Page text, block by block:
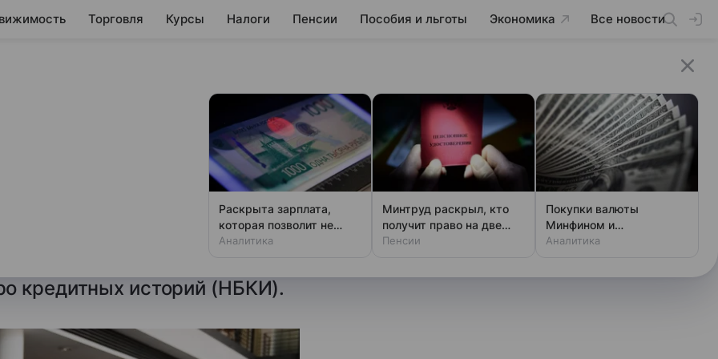
Торговля Курсы Налоги Пенсии Пособия и льготы Экономика Все новости
на 44,1% в
152,2 тыс. автокредитов,
кредитных историй (НБКИ).
Раскрыта зарплата,
которая позволит не
чувствовать зависти
Аналитика
Минтруд раскрыл, кто
получит право на две
пенсии
Пенсии
Покупки валюты
Минфином и
спекулянтами разогнали
Аналитика